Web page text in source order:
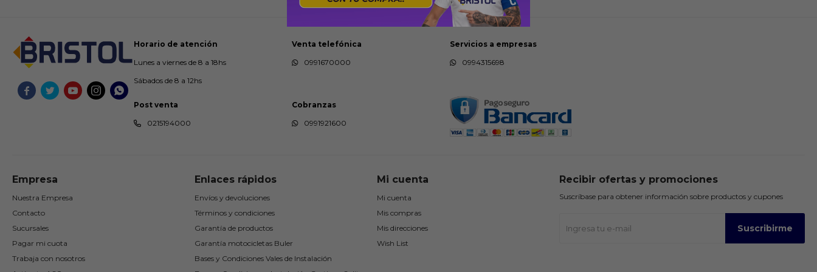
    
Horario de atención
Lunes a viernes de 8 a 18hs
Sábados de 8 a 12hs
Venta telefónica
0991670000
Servicios a empresas
0994315698
Post venta
0215194000
Cobranzas
0991921600
Empresa
Nuestra Empresa
Contacto
Sucursales
Pagar mi cuota
Trabaja con nosotros
Enlaces rápidos
Envíos y devoluciones
Términos y condiciones
Garantía de productos
Garantía motocicletas Buler
Bases y Condiciones Vales de Instalación
Mi cuenta
Mi cuenta
Mis compras
Mis direcciones
Wish List
Recibir ofertas y promociones
Suscríbase para obtener información sobre productos y cupones
Suscribirme